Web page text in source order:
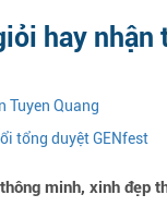
hay nhận
Tuyen Quang
tổng duyệt GENfest
minh, xinh đẹp